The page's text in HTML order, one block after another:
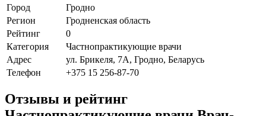
Город
Гродно
Регион
Гродненская область
Рейтинг
0
Категория
Частнопрактикующие врачи
Адрес
ул. Брикеля, 7А, Гродно, Беларусь
Телефон
+375 15 256-87-70
Отзывы и рейтинг